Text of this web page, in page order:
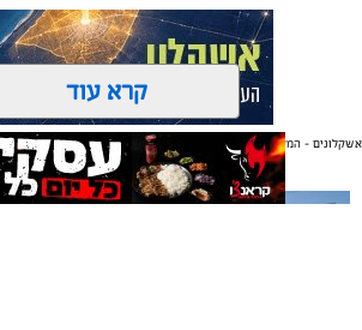
תגים: שיפוץ, מוסדות חינוך, אשקלון
במסגרת העבודות באולם הספורט
קרא עוד
אשקלונים - המקומון היומי של אשקלון באינטרנט
אולי יעניין אותך גם